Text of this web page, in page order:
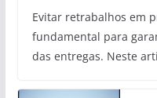
Evitar retrabalhos em
fundamental para
das entregas. Neste